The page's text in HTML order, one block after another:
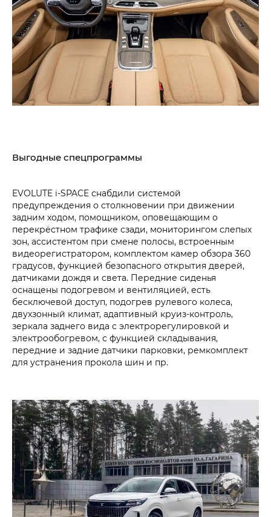
Выгодные спецпрограммы
EVOLUTE i‑SPACE снабдили системой
предупреждения о столкновении при движении
задним ходом, помощником, оповещающим о
перекрёстном трафике сзади, мониторингом слепых
зон, ассистентом при смене полосы, встроенным
видеорегистратором, комплектом камер обзора 360
градусов, функцией безопасного открытия дверей,
датчиками дождя и света. Передние сиденья
оснащены подогревом и вентиляцией, есть
бесключевой доступ, подогрев рулевого колеса,
двухзонный климат, адаптивный круиз-контроль,
зеркала заднего вида с электрорегулировкой и
электрообогревом, с функцией складывания,
передние и задние датчики парковки, ремкомплект
для устранения прокола шин и пр.